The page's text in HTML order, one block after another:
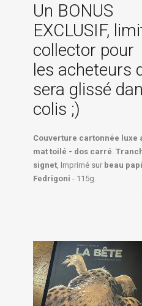
Un BONUS
EXCLUSIF,
collector pour
les acheteurs
sera glissé
colis ;)
Couverture cartonnée luxe
mat toilé - dos carré.
signet, Imprimé sur beau
Fedrigoni - 115g.